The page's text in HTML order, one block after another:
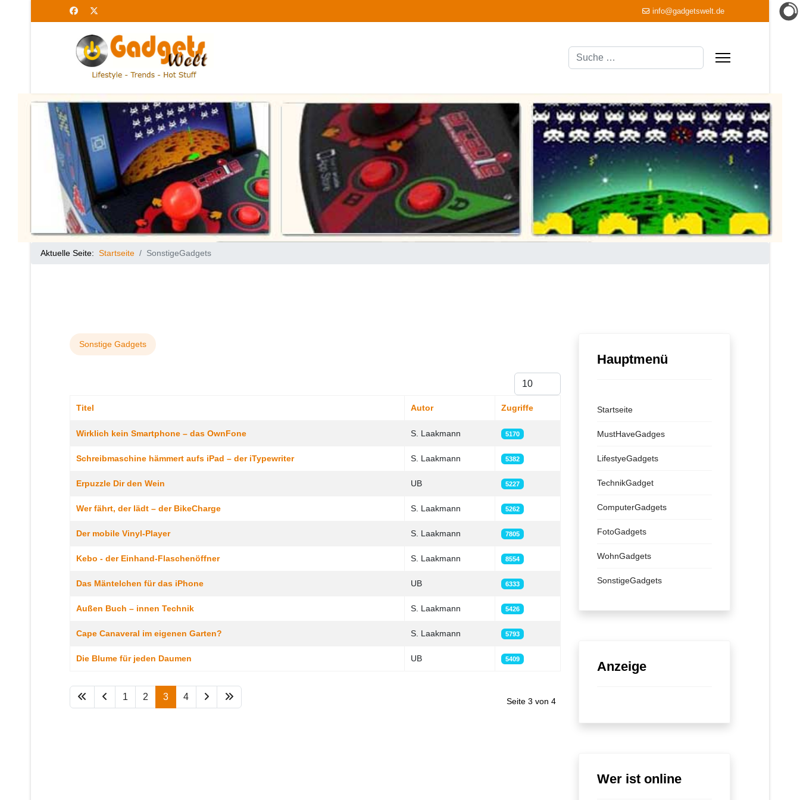
info@gadgetswelt.de
Suchen
Aktuelle Seite: Startseite SonstigeGadgets
Sonstige Gadgets
Anzeige #
Titel Autor Zugriffe
Wirklich kein Smartphone – das OwnFone S. Laakmann 5170
Schreibmaschine hämmert aufs iPad – der iTypewriter S. Laakmann 5382
Erpuzzle Dir den Wein UB 5227
Wer fährt, der lädt – der BikeCharge S. Laakmann 5262
Der mobile Vinyl-Player S. Laakmann 7805
Kebo - der Einhand-Flaschenöffner S. Laakmann 8554
Das Mäntelchen für das iPhone UB 6333
Außen Buch – innen Technik S. Laakmann 5426
Cape Canaveral im eigenen Garten? S. Laakmann 5793
Die Blume für jeden Daumen UB 5409
Seite 3 von 4
1 2 3 4
Hauptmenü
Startseite
MustHaveGadges
LifestyeGadgets
TechnikGadget
ComputerGadgets
FotoGadgets
WohnGadgets
SonstigeGadgets
Anzeige
Wer ist online